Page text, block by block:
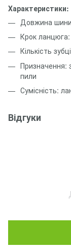
Характеристики:
Довжина
Крок ланцюга:
Кількість
Призначення:
пили
Сумісність:
Відгуки